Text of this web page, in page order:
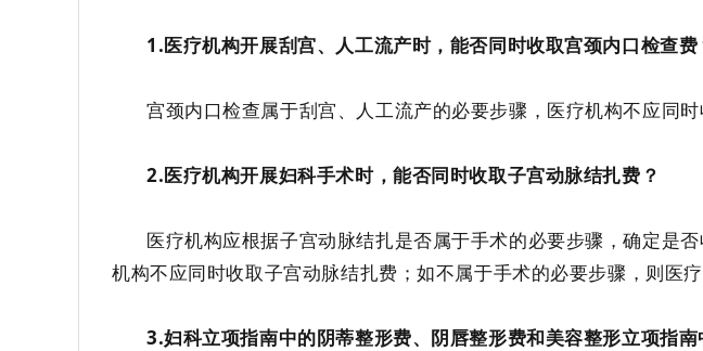
1.医疗机构开展刮宫、人工流产时， 能否同时收取宫颈内口检查费
宫颈内口检查属于刮宫、人工流产的必要步骤 ，医疗机构不应同时
2.医疗机构开展妇科手术时，能否同时收取子宫动脉结扎费？
医疗机构应根据子宫动脉结扎是否属于手术的必要步骤，确定是
机构不应同时收取子宫动脉结扎费 ；如不属于手术的必要步骤， 则医
3.妇科立项指南中的阴蒂整形费、阴唇整形费和美容整形立项指